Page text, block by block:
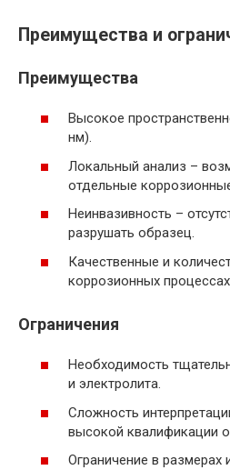
Преимущества и
Преимущества
Высокое
нм).
Локальный анализ –
отдельные
Неинвазивность –
разрушать образец.
Качественные и
коррозионных
Ограничения
Необходимость
и электролита.
Сложность
высокой квалификации
Ограничение в размерах